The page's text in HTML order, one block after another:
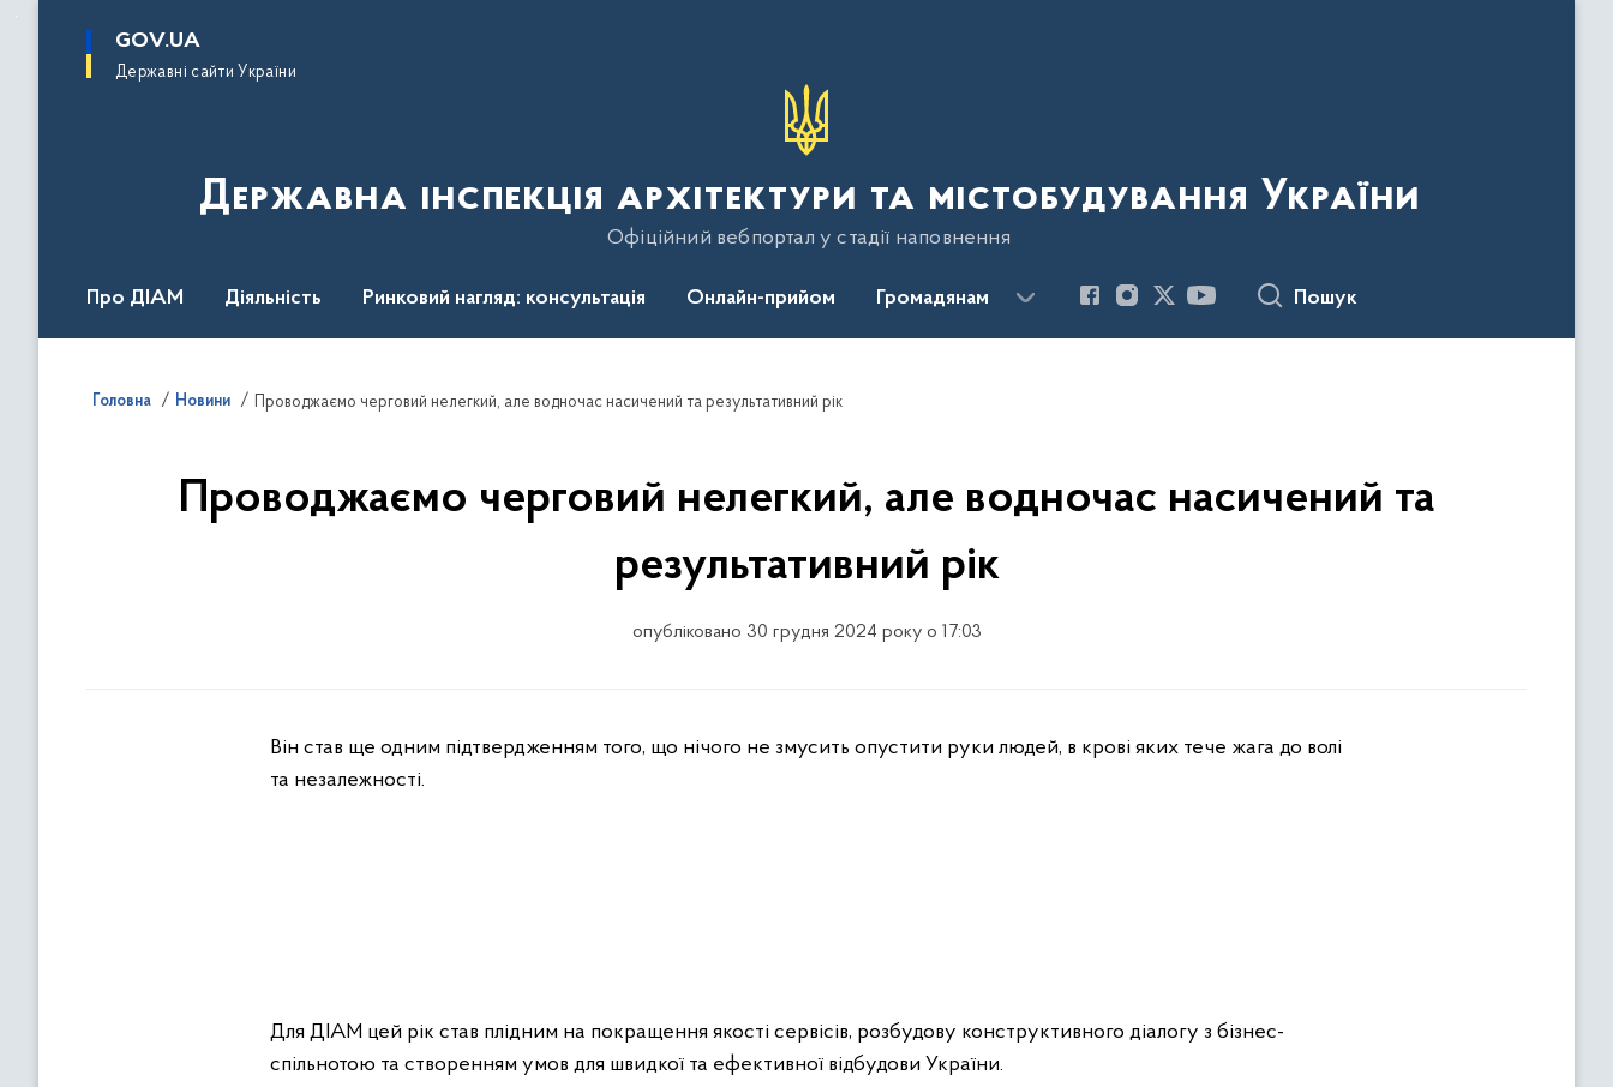
основного
GOV.UA
Державні сайти України
Державна інспекція архітектури та містобудування України
Офіційний вебпортал у стадії наповнення
Про ДІАМ Діяльність Ринковий нагляд: консультація Онлайн-прийом Громадянам Пошук
Головна Новини Проводжаємо черговий нелегкий, але водночас насичений та результативний рік
Проводжаємо черговий нелегкий, але водночас насичений та
результативний рік
опубліковано 30 грудня 2024 року о 17:03
Він став ще одним підтвердженням того, що нічого не змусить опустити руки людей, в крові яких тече жага до волі
та незалежності.
Для ДІАМ цей рік став плідним на покращення якості сервісів, розбудову конструктивного діалогу з бізнес-
спільнотою та створенням умов для швидкої та ефективної відбудови України.